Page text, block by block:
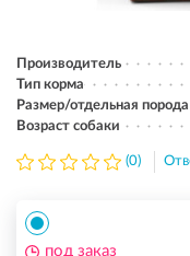
Производитель
Тип корма
Размер/отдельная порода
Возраст собаки
(0)
под заказ